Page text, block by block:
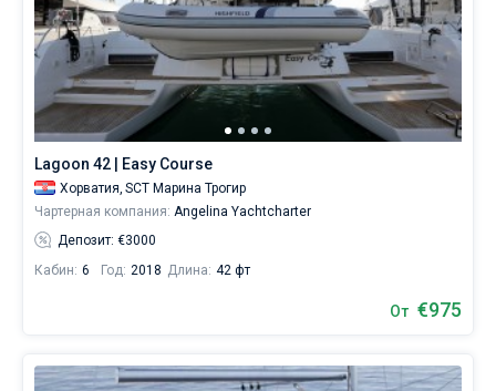
Lagoon 42 | Easy Course
Хорватия, SCT Марина Трогир
Чартерная компания: Angelina Yachtcharter
Депозит: €3000
Кабин: 6 Год: 2018 Длина: 42 фт
От €975